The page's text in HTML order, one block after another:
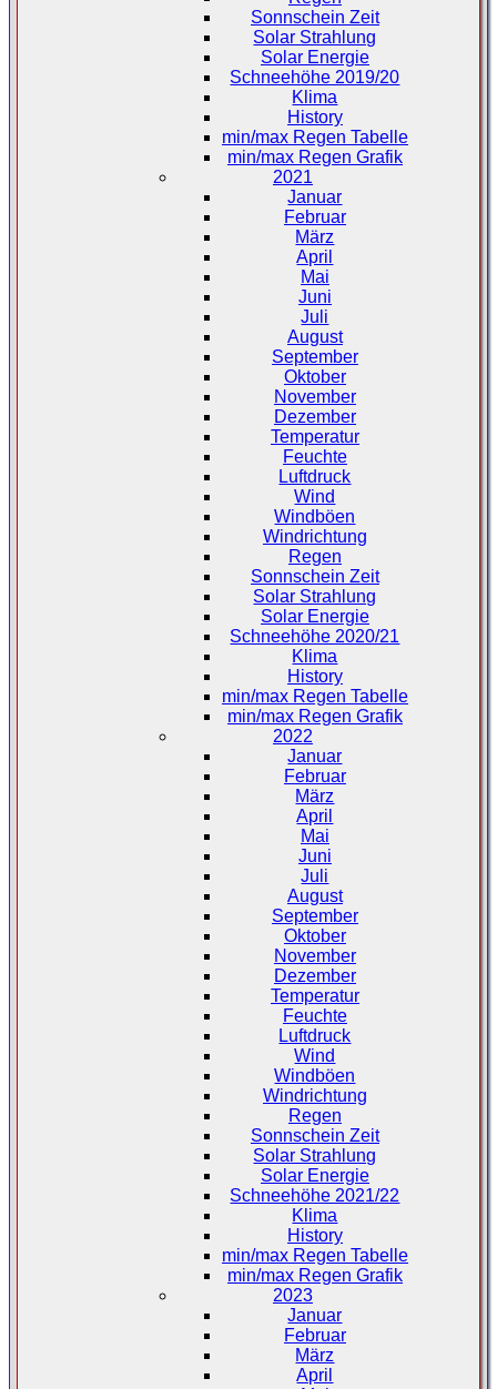
Sonnschein Zeit
Solar Strahlung
Solar Energie
Schneehöhe 2019/20
Klima
History
min/max Regen Tabelle
min/max Regen Grafik
2021
Januar
Februar
März
April
Mai
Juni
Juli
August
September
Oktober
November
Dezember
Temperatur
Feuchte
Luftdruck
Wind
Windböen
Windrichtung
Regen
Sonnschein Zeit
Solar Strahlung
Solar Energie
Schneehöhe 2020/21
Klima
History
min/max Regen Tabelle
min/max Regen Grafik
2022
Januar
Februar
März
April
Mai
Juni
Juli
August
September
Oktober
November
Dezember
Temperatur
Feuchte
Luftdruck
Wind
Windböen
Windrichtung
Regen
Sonnschein Zeit
Solar Strahlung
Solar Energie
Schneehöhe 2021/22
Klima
History
min/max Regen Tabelle
min/max Regen Grafik
2023
Januar
Februar
März
April